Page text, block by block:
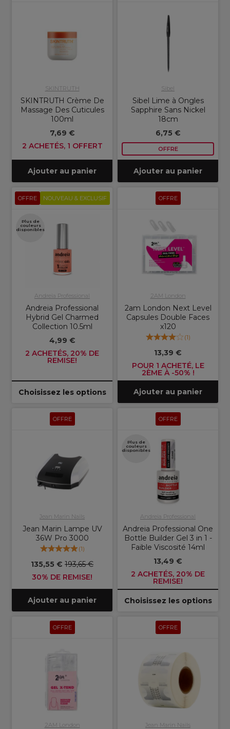
SKINTRUTH
SKINTRUTH Crème De
Massage Des Cuticules
100ml
7,69 €
2 ACHETÉS, 1 OFFERT
Ajouter au panier
Sibel
Sibel Lime à Ongles
Sapphire Sans Nickel
18cm
6,75 €
OFFRE
Ajouter au panier
OFFRE NOUVEAU & EXCLUSIF
Plus de
couleurs
disponibles
Andreia Professional
Andreia Professional
Hybrid Gel Charmed
Collection 10.5ml
4,99 €
2 ACHETÉS, 20% DE
REMISE!
Choisissez les options
OFFRE
2AM London
2am London Next Level
Capsules Double Faces
x120
(1)
13,39 €
POUR 1 ACHETÉ, LE
2ÈME À -50% !
Ajouter au panier
OFFRE
Jean Marin Nails
Jean Marin Lampe UV
36W Pro 3000
(1)
135,55 € 193,65 €
30% DE REMISE!
Ajouter au panier
OFFRE
Plus de
couleurs
disponibles
Andreia Professional
Andreia Professional One
Bottle Builder Gel 3 in 1 -
Faible Viscosité 14ml
13,49 €
2 ACHETÉS, 20% DE
REMISE!
Choisissez les options
OFFRE
2AM London
OFFRE
Jean Marin Nails